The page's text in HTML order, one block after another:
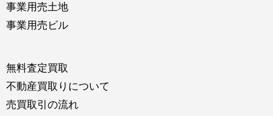
事業用売土地
事業用売ビル
無料査定買取
不動産買取りについて
売買取引の流れ